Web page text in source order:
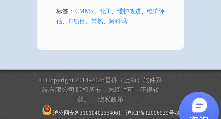
标签： CMMS、 化工、 维护改进、 维护评
估、 IT项目 、 常熟、 阿科玛
© Copyright 2014-2026喜科（上海）软件系
统有限公司 版权所有，未经许可，不得转
载。
隐私政策
沪公网安备31010402334061 沪ICP备12006929号-3